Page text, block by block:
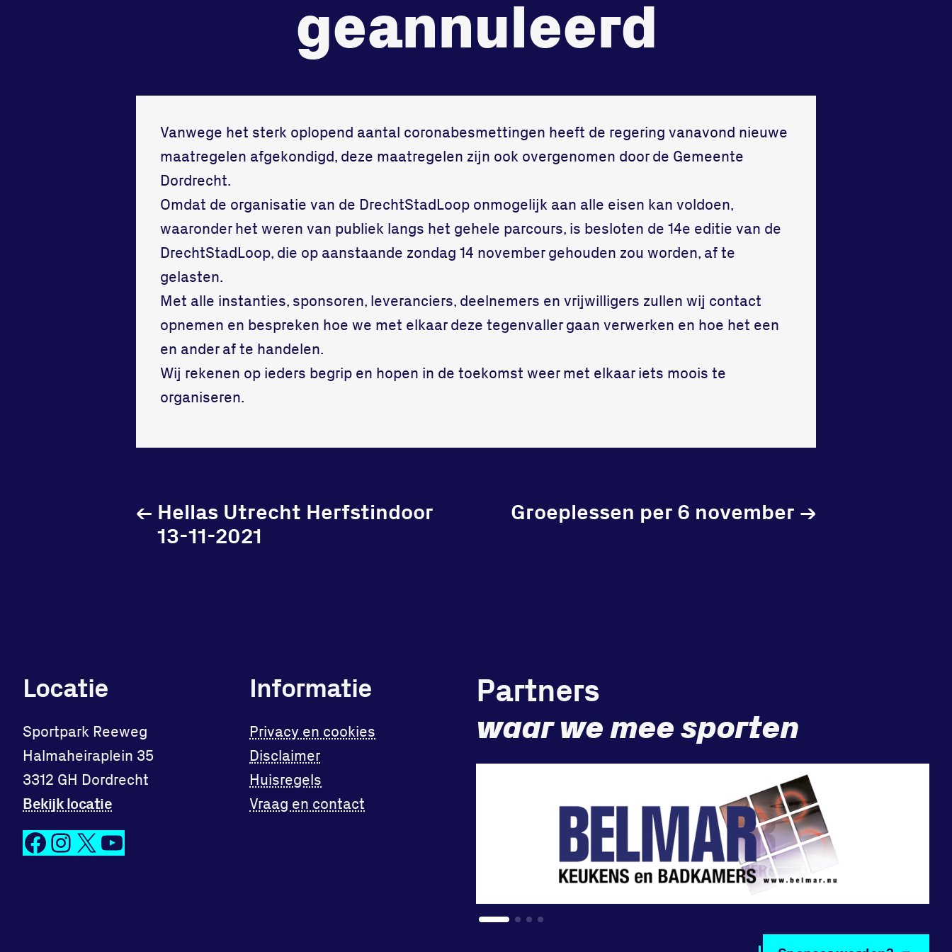
Fitness
Bekijk locatie
geannuleerd
Vanwege het sterk oplopend aantal coronabesmettingen heeft de regering vanavond nieuwe
maatregelen afgekondigd, deze maatregelen zijn ook overgenomen door de Gemeente
Dordrecht.
Omdat de organisatie van de DrechtStadLoop onmogelijk aan alle eisen kan voldoen,
waaronder het weren van publiek langs het gehele parcours, is besloten de 14e editie van de
DrechtStadLoop, die op aanstaande zondag 14 november gehouden zou worden, af te
gelasten.
Met alle instanties, sponsoren, leveranciers, deelnemers en vrijwilligers zullen wij contact
opnemen en bespreken hoe we met elkaar deze tegenvaller gaan verwerken en hoe het een
en ander af te handelen.
Wij rekenen op ieders begrip en hopen in de toekomst weer met elkaar iets moois te
organiseren.
Hellas Utrecht Herfstindoor
13-11-2021
← Groeplessen per 6 november →
Locatie
Sportpark Reeweg
Halmaheiraplein 35
3312 GH Dordrecht
Bekijk locatie
Facebook Instagram X YouTube
Informatie
Privacy en cookies
Disclaimer
Huisregels
Vraag en contact
Partners
waar we mee sporten